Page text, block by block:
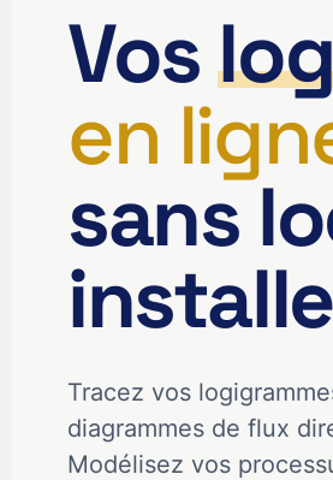
Vos
en
sans
Tracez vos
diagrammes de flux
Modélisez vos